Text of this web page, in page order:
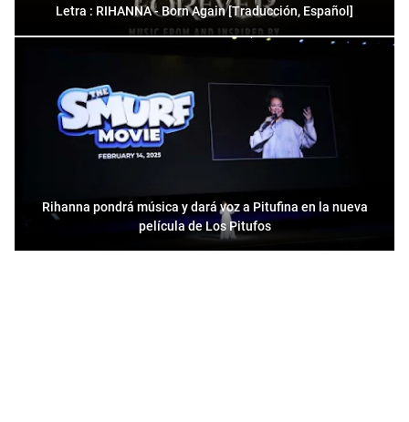
Letra : RIHANNA - Born Again [Traducción, Español]
Rihanna pondrá música y dará voz a Pitufina en la nueva
película de Los Pitufos